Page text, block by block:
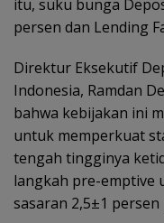
itu, suku bunga
persen dan Lending
Direktur Eksekutif
Indonesia, Ramdan
bahwa kebijakan ini
untuk memperkuat
tengah tingginya
langkah pre-emptive
sasaran 2,5±1 persen